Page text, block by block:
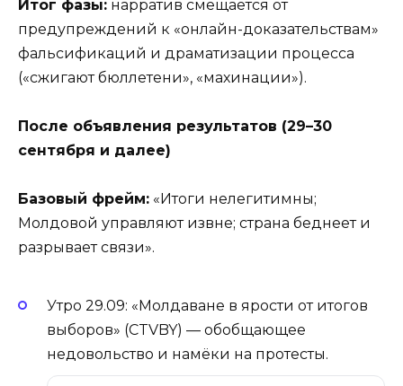
Итог фазы: нарратив смещается от
предупреждений к «онлайн-доказательствам»
фальсификаций и драматизации процесса
(«сжигают бюллетени», «махинации»).
После объявления результатов (29–30
сентября и далее)
Базовый фрейм: «Итоги нелегитимны;
Молдовой управляют извне; страна беднеет и
разрывает связи».
Утро 29.09: «Молдаване в ярости от итогов
выборов» (CTVBY) — обобщающее
недовольство и намёки на протесты.